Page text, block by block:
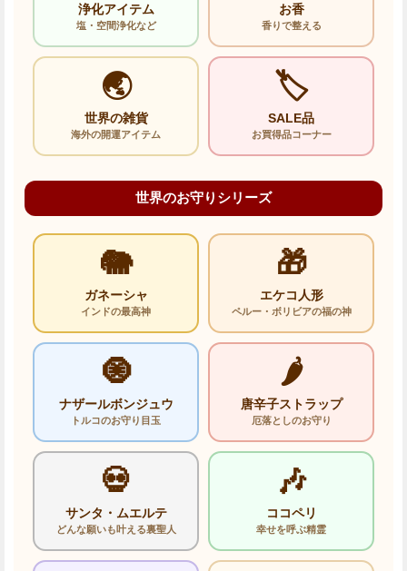
浄化アイテム
塩・空間浄化など
お香
香りで整える
🌏
世界の雑貨
海外の開運アイテム
🏷️
SALE品
お買得品コーナー
世界のお守りシリーズ
🐘
ガネーシャ
インドの最高神
🎁
エケコ人形
ペルー・ボリビアの福の神
🧿
ナザールボンジュウ
トルコのお守り目玉
🌶️
唐辛子ストラップ
厄落としのお守り
💀
サンタ・ムエルテ
どんな願いも叶える裏聖人
🎶
ココペリ
幸せを呼ぶ精霊